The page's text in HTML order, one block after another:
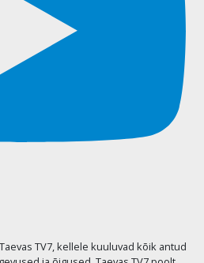
TV7, kellele kuuluvad kõik antud